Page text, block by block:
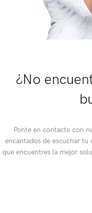
¿No
Ponte en contacto con
encantados de escuchar tu
que encuentres la mejor